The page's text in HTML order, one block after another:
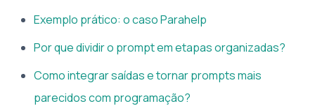
Exemplo prático: o caso Parahelp
Por que dividir o prompt em etapas organizadas?
Como integrar saídas e tornar prompts mais
parecidos com programação?